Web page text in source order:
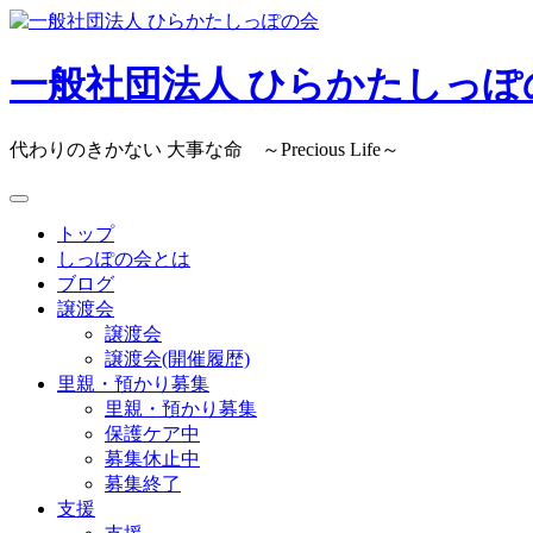
Skip
content
一般社団法人 ひらかたしっぽ
代わりのきかない 大事な命 ～Precious Life～
トップ
しっぽの会とは
ブログ
譲渡会
譲渡会
譲渡会(開催履歴)
里親・預かり募集
里親・預かり募集
保護ケア中
募集休止中
募集終了
支援